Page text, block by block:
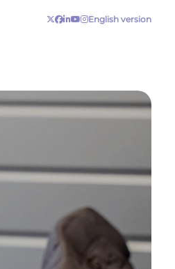
English version